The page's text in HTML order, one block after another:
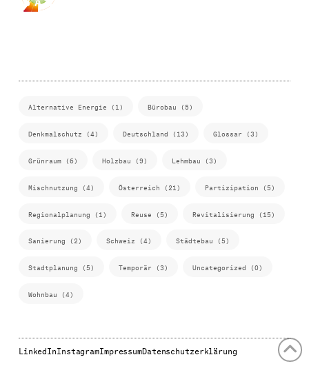
Alternative Energie (1) Bürobau (5)
Denkmalschutz (4) Deutschland (13) Glossar (3)
Grünraum (6) Holzbau (9) Lehmbau (3)
Mischnutzung (4) Österreich (21) Partizipation (5)
Regionalplanung (1) Reuse (5) Revitalisierung (15)
Sanierung (2) Schweiz (4) Städtebau (5)
Stadtplanung (5) Temporär (3) Uncategorized (0)
Wohnbau (4)
LinkedInInstagramImpressumDatenschutzerklärung